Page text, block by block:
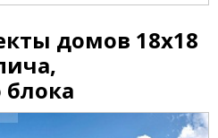
домов 18x18
блока